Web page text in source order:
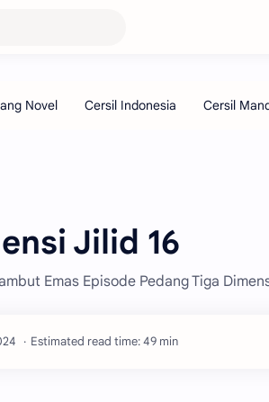
Jilid 16
Emas Episode Pedang Tiga
Estimated read time: 49 min